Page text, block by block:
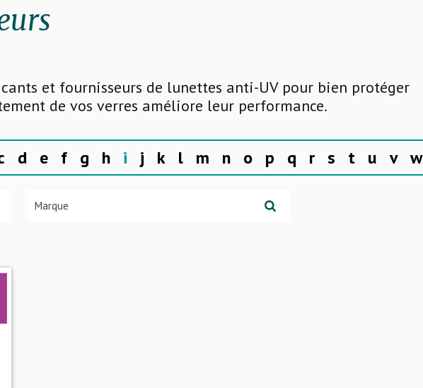
et fournisseurs de lunettes anti-UV pour bien protéger
de vos verres améliore leur performance.
d e f g h i j k l m n o p q r s t u v w